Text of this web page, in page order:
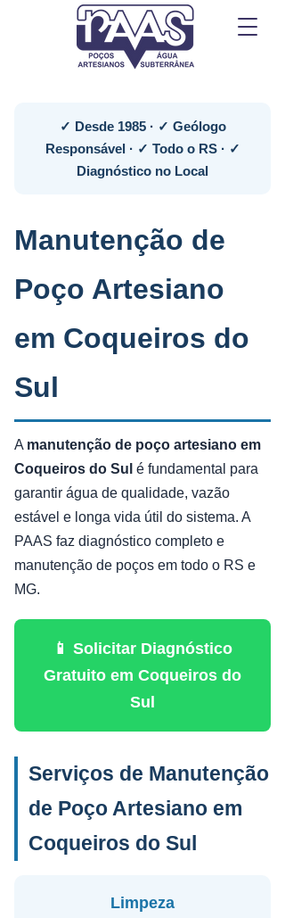
✓ Desde 1985 · ✓ Geólogo
Responsável · ✓ Todo o RS · ✓
Diagnóstico no Local
Manutenção de
Poço Artesiano
em Coqueiros do
Sul
A manutenção de poço artesiano em
Coqueiros do Sul é fundamental para
garantir água de qualidade, vazão
estável e longa vida útil do sistema. A
PAAS faz diagnóstico completo e
manutenção de poços em todo o RS e
MG.
📱 Solicitar Diagnóstico
Gratuito em Coqueiros do
Sul
Serviços de Manutenção
de Poço Artesiano em
Coqueiros do Sul
Limpeza